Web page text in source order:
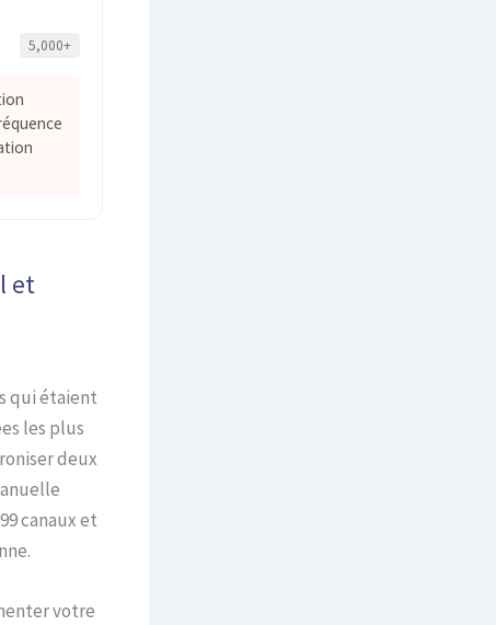
5,000+
et
qui étaient
les plus
deux
canaux et
votre